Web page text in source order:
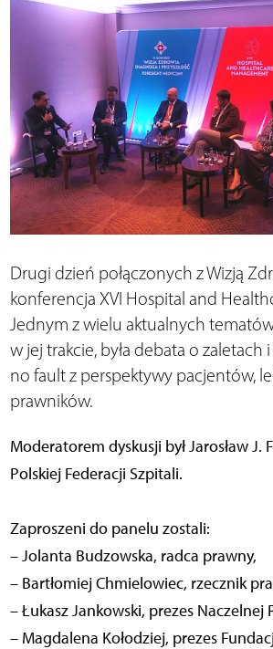
Drugi dzień połączonych z Wizją
konferencja XVI Hospital and
Jednym z wielu aktualnych
w jej trakcie, była debata o zaletach
no fault z perspektywy pacjentów,
prawników.
Moderatorem dyskusji był Jarosław J.
Polskiej Federacji Szpitali.
Zaproszeni do panelu zostali:
– Jolanta Budzowska, radca prawny,
– Bartłomiej Chmielowiec, rzecznik
– Łukasz Jankowski, prezes Naczelnej
– Magdalena Kołodziej, prezes